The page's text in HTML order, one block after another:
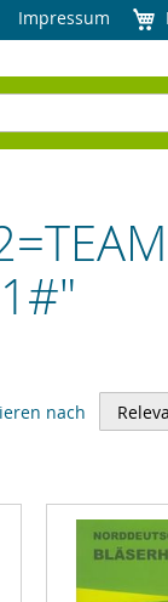
Impressum
nach